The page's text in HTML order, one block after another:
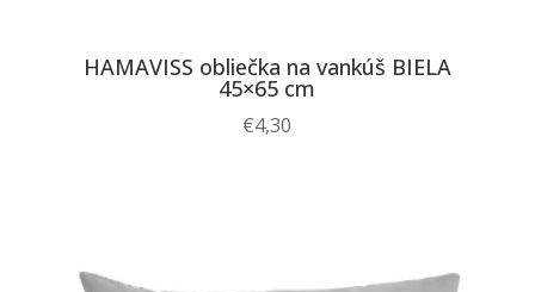
HAMAVISS obliečka na vankúš BIELA
45×65 cm
€4,30